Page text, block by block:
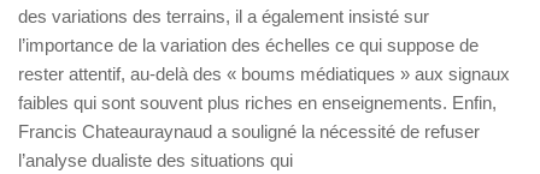
des variations des terrains, il a également insisté sur
l’importance de la variation des échelles ce qui suppose de
rester attentif, au-delà des « boums médiatiques » aux signaux
faibles qui sont souvent plus riches en enseignements. Enfin,
Francis Chateauraynaud a souligné la nécessité de refuser
l’analyse dualiste des situations qui